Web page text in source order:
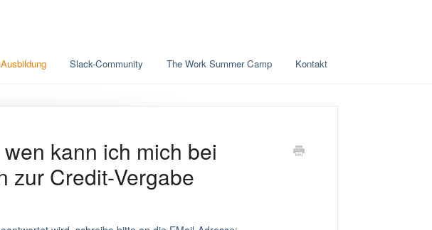
Slack-Community The Work Summer Camp Kontakt
kann ich mich bei
zur Credit-Vergabe